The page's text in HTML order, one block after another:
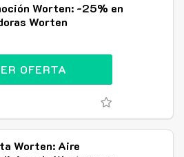
Worten: -25% en
Worten
OFERTA
Worten: Aire